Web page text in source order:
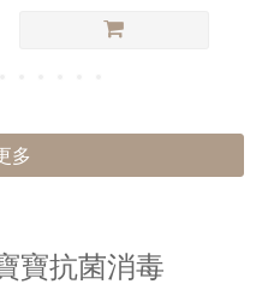
多
寶抗菌消毒